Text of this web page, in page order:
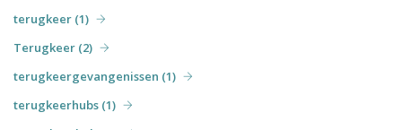
terugkeer (1)
Terugkeer (2)
terugkeergevangenissen (1)
terugkeerhubs (1)